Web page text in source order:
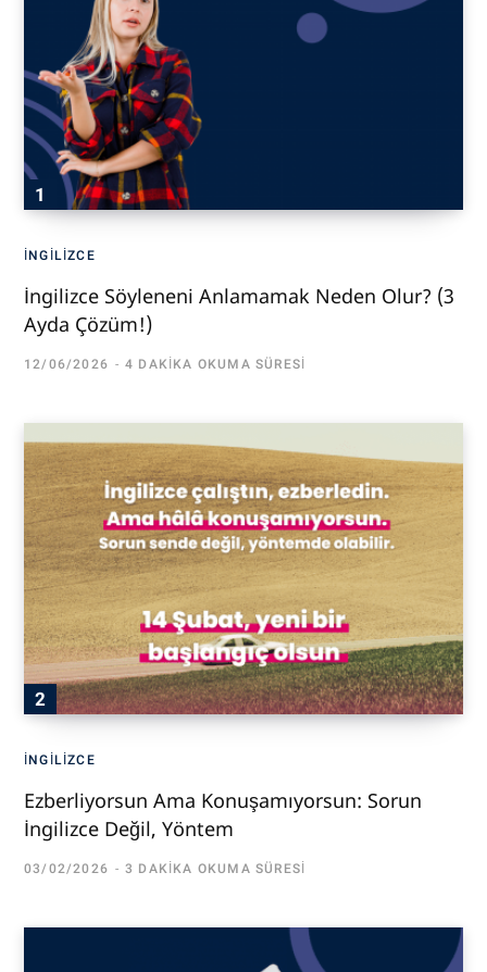
İNGILIZCE
İngilizce Söyleneni Anlamamak Neden Olur? (3
Ayda Çözüm!)
12/06/2026 4 DAKIKA OKUMA SÜRESI
İNGILIZCE
Ezberliyorsun Ama Konuşamıyorsun: Sorun
İngilizce Değil, Yöntem
03/02/2026 3 DAKIKA OKUMA SÜRESI